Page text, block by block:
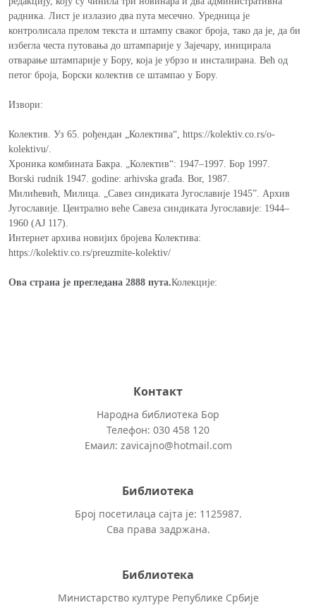
радника. Лист је излазио два пута месечно. Уредница је
контролисала прелом текста и штампу сваког броја, тако да је, да би
избегла честа путовања до штампарије у Зајечару, иницирала
отварање штампарије у Бору, која је убрзо и инсталирана. Већ од
петог броја, Борски колектив се штампао у Бору.
Извори:
Колектив. Уз 65. рођендан „Колектива“, https://kolektiv.co.rs/o-
kolektivu/.
Хроника комбината Бакра. „Колектив“: 1947–1997. Бор 1997.
Borski rudnik 1947. godine: аrhivska građa. Bor, 1987.
Милићевић, Милица. „Савез синдиката Југославије 1945ˮ. Архив
Југославије. Централно веће Савеза синдиката Југославије: 1944–
1960 (АЈ 117).
Интернет архива новијих бројева Колектива:
https://kolektiv.co.rs/preuzmite-kolektiv/
Ова страна је прегледана 2888 пута.Колекције:
Контакт
Народна библиотека Бор
Телефон: 030 458 120
Емаил: zavicajno@hotmail.com
Библиотека
Број посетилаца сајта је: 1125987.
Сва права задржана.
Библиотека
Министарство културе Републике Србије